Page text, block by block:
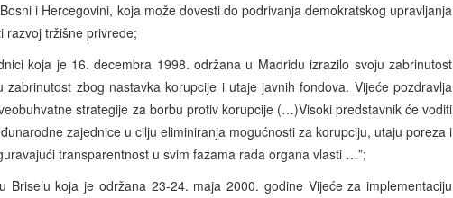
i Hercegovini, koja može dovesti do podrivanja demokratskog upravljanja
razvoj tržišne privrede;
koja je 16. decembra 1998. održana u Madridu izrazilo svoju zabrinutost
zabrinutost zbog nastavka korupcije i utaje javnih fondova. Vijeće pozdravlja
strategije za borbu protiv korupcije (…)Visoki predstavnik će voditi
zajednice u cilju eliminiranja mogućnosti za korupciju, utaju poreza i
transparentnost u svim fazama rada organa vlasti …”;
koja je održana 23-24. maja 2000. godine Vijeće za implementaciju